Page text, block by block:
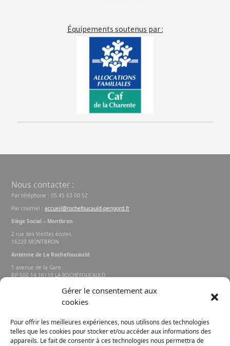
Gérer le consentement aux
cookies
Pour offrir les meilleures expériences, nous utilisons des technologies
telles que les cookies pour stocker et/ou accéder aux informations des
appareils. Le fait de consentir à ces technologies nous permettra de
Équipements soutenus par :
Nous contacter :
Par téléphone : 05 45 63 00 52
Par courriel :accueil@rochefoucauld-perigord.fr
Siège Social – Montbron
2 rue des Vieilles écoles
16220 MONTBRON
Antenne de La Rochefoucauld
1 avenue de la Gare
BP 500 14 16110 LA ROCHEFOUCAULD